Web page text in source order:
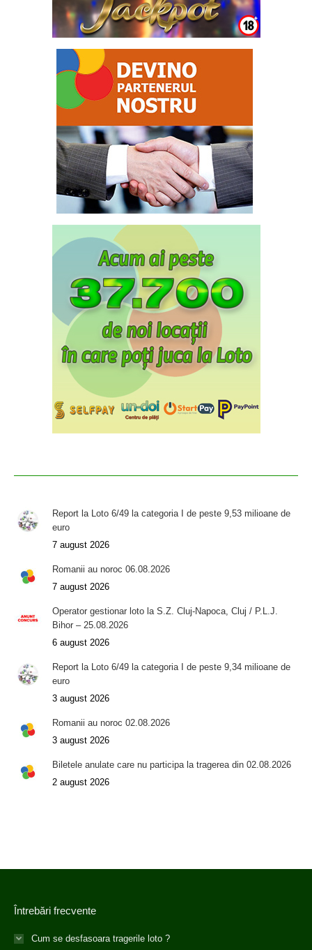
Report la Loto 6/49 la categoria I de peste 9,53 milioane de
euro
7 august 2026
Romanii au noroc 06.08.2026
7 august 2026
Operator gestionar loto la S.Z. Cluj-Napoca, Cluj / P.L.J.
Bihor – 25.08.2026
6 august 2026
Report la Loto 6/49 la categoria I de peste 9,34 milioane de
euro
3 august 2026
Romanii au noroc 02.08.2026
3 august 2026
Biletele anulate care nu participa la tragerea din 02.08.2026
2 august 2026
Întrebări frecvente
Cum se desfasoara tragerile loto ?